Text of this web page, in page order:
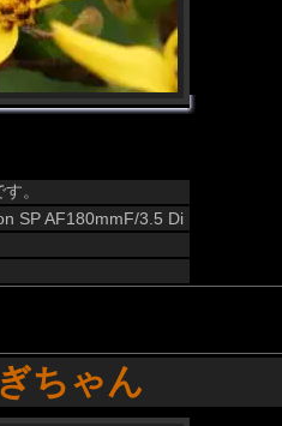
。
SP AF180mmF/3.5 Di
ちゃん